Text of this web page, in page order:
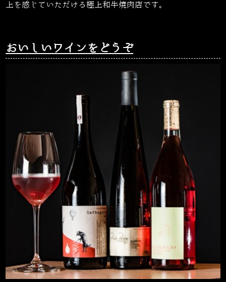
上を感じていただける極上和牛焼肉店です。
おいしいワインをどうぞ